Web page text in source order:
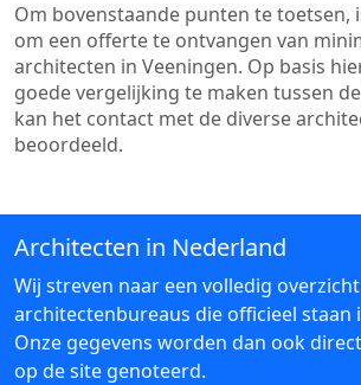
Om bovenstaande punten te toetsen,
om een offerte te ontvangen van
architecten in Veeningen. Op basis
goede vergelijking te maken tussen
kan het contact met de diverse
beoordeeld.
Architecten in Nederland
Wij streven naar een volledig
architectenbureaus die officieel staan
Onze gegevens worden dan ook
op de site genoteerd.